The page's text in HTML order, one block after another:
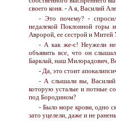
своего коня. - А я, Василий
- Это почему? - спросил
недалекой Поклонной горы
Авророй, ее сестрой и Митей
- А как же-с! Неужели не
объявить все, что он
Барклай, наш Милорадович,
- Да, это стоит
- А слышали вы, Василий
которую усталые и потные
под Бородином?
- Было море крови, одно
зато уцелели, даже и не